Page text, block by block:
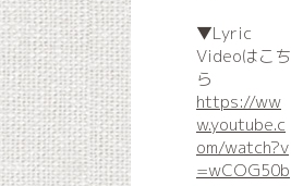
▼Lyric
Videoはこち
ら
https://ww
w.youtube.c
om/watch?v
=wCOG50b